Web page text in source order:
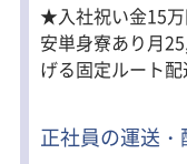
★入社祝い金15
安単身寮あり月
げる固定ルート配送 ■安定収入＋長く働ける
給27万円以上に
各種手当も充実
もあり、安定した
正社員の運送